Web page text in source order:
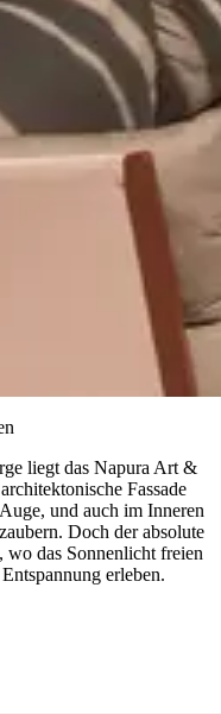
liegt das Napura Art &
Fassade
und auch im Inneren
Doch der absolute
das Sonnenlicht freien
erleben.